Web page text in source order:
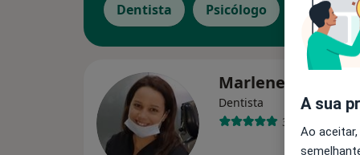
Dentista Psicólogo
Marlene Marques
Dentista
3 opiniões
A sua
Ao